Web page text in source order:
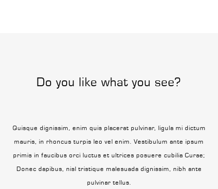
Do you like what you see?
Quisque dignissim, enim quis placerat pulvinar, ligula mi dictum
mauris, in rhoncus turpis leo vel enim. Vestibulum ante ipsum
primis in faucibus orci luctus et ultrices posuere cubilia Curae;
Donec dapibus, nisl tristique malesuada dignissim, nibh ante
pulvinar tellus.